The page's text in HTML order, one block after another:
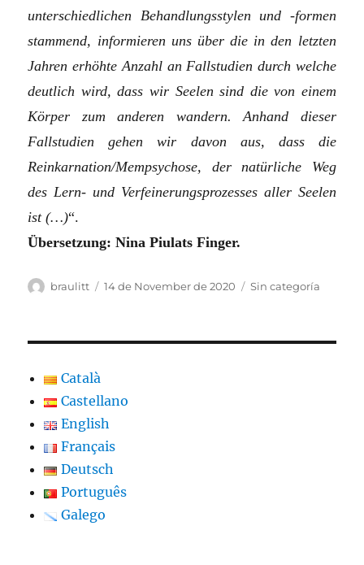
unterschiedlichen Behandlungsstylen und -formen
stammend, informieren uns über die in den letzten
Jahren erhöhte Anzahl an Fallstudien durch welche
deutlich wird, dass wir Seelen sind die von einem
Körper zum anderen wandern. Anhand dieser
Fallstudien gehen wir davon aus, dass die
Reinkarnation/Mempsychose, der natürliche Weg
des Lern- und Verfeinerungsprozesses aller Seelen
ist (…)“.
Übersetzung: Nina Piulats Finger.
Autor
braulitt
Veröffentlicht
14 de November de 2020 Kategorien
Sin categoría
Català
Castellano
English
Français
Deutsch
Português
Galego